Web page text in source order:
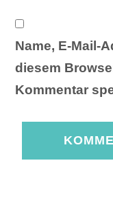
Name, E-Mail-
diesem
Kommentar